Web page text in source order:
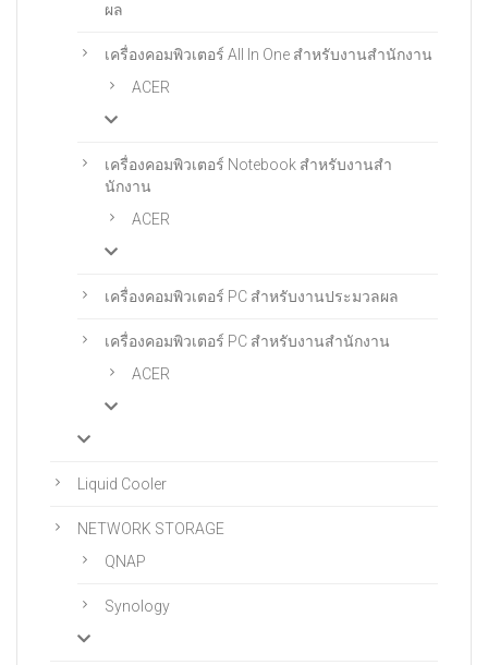
ผล
เครื่องคอมพิวเตอร์ All In One สําหรับงานสํานักงาน
ACER
เครื่องคอมพิวเตอร์ Notebook สําหรับงานสํา
นักงาน
ACER
เครื่องคอมพิวเตอร์ PC สำหรับงานประมวลผล
เครื่องคอมพิวเตอร์ PC สําหรับงานสํานักงาน
ACER
Liquid Cooler
NETWORK STORAGE
QNAP
Synology